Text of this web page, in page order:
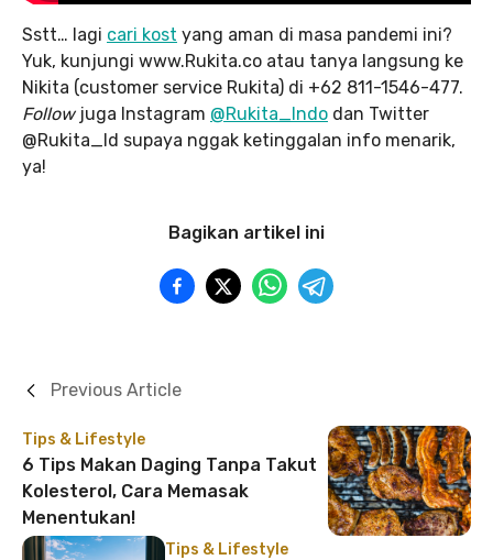
Sstt… lagi cari kost yang aman di masa pandemi ini?
Yuk, kunjungi www.Rukita.co atau tanya langsung ke
Nikita (customer service Rukita) di +62 811-1546-477.
Follow juga Instagram @Rukita_Indo dan Twitter
@Rukita_Id supaya nggak ketinggalan info menarik,
ya!
Bagikan artikel ini
Tips & Lifestyle
6 Tips Makan Daging Tanpa Takut
Kolesterol, Cara Memasak
Menentukan!
Previous Article
Tips & Lifestyle